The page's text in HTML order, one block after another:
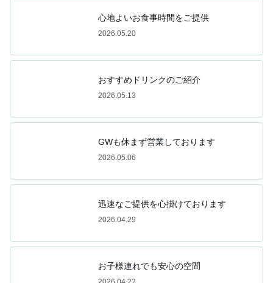
心地よいお食事時間をご提供
2026.05.20
おすすめドリンクのご紹介
2026.05.13
GWも休まず営業しております
2026.05.06
迅速なご提供を心掛けております
2026.04.29
お子様連れでも安心の空間